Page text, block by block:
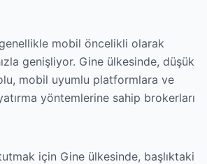
mobil öncelikli olarak
genişliyor. Gine ülkesinde, düşük
mobil uyumlu platformlara ve
yöntemlerine sahip brokerları
için Gine ülkesinde, başlıktaki